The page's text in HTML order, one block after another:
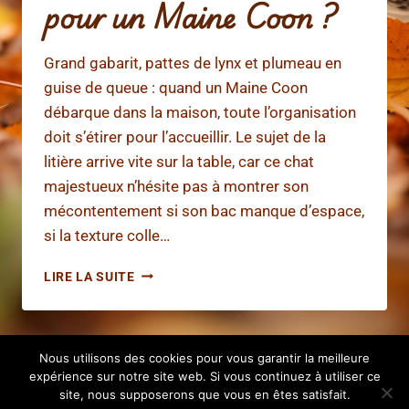
pour un Maine Coon ?
Grand gabarit, pattes de lynx et plumeau en
guise de queue : quand un Maine Coon
débarque dans la maison, toute l’organisation
doit s’étirer pour l’accueillir. Le sujet de la
litière arrive vite sur la table, car ce chat
majestueux n’hésite pas à montrer son
mécontentement si son bac manque d’espace,
si la texture colle…
LIRE LA SUITEQUELLE
CHOISIR
MAINE
?
© 2026 Reproduction des hérissons
Nous utilisons des cookies pour vous garantir la meilleure
expérience sur notre site web. Si vous continuez à utiliser ce
site, nous supposerons que vous en êtes satisfait.